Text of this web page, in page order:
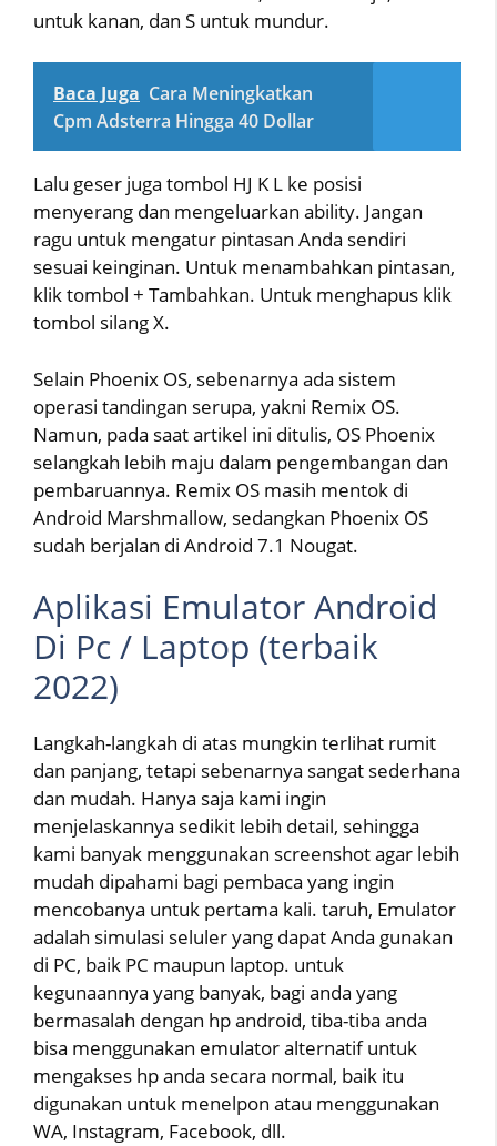
untuk kanan, dan S untuk mundur.
Baca Juga Cara Meningkatkan
Cpm Adsterra Hingga 40 Dollar
Lalu geser juga tombol HJ K L ke posisi
menyerang dan mengeluarkan ability. Jangan
ragu untuk mengatur pintasan Anda sendiri
sesuai keinginan. Untuk menambahkan pintasan,
klik tombol + Tambahkan. Untuk menghapus klik
tombol silang X.
Selain Phoenix OS, sebenarnya ada sistem
operasi tandingan serupa, yakni Remix OS.
Namun, pada saat artikel ini ditulis, OS Phoenix
selangkah lebih maju dalam pengembangan dan
pembaruannya. Remix OS masih mentok di
Android Marshmallow, sedangkan Phoenix OS
sudah berjalan di Android 7.1 Nougat.
Aplikasi Emulator Android
Di Pc / Laptop (terbaik
2022)
Langkah-langkah di atas mungkin terlihat rumit
dan panjang, tetapi sebenarnya sangat sederhana
dan mudah. Hanya saja kami ingin
menjelaskannya sedikit lebih detail, sehingga
kami banyak menggunakan screenshot agar lebih
mudah dipahami bagi pembaca yang ingin
mencobanya untuk pertama kali. taruh, Emulator
adalah simulasi seluler yang dapat Anda gunakan
di PC, baik PC maupun laptop. untuk
kegunaannya yang banyak, bagi anda yang
bermasalah dengan hp android, tiba-tiba anda
bisa menggunakan emulator alternatif untuk
mengakses hp anda secara normal, baik itu
digunakan untuk menelpon atau menggunakan
WA, Instagram, Facebook, dll.